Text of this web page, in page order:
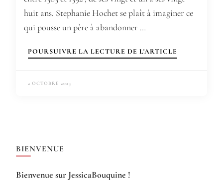
huit ans. Stephanie Hochet se plaît à imaginer ce
qui pousse un père à abandonner …
POURSUIVRE LA LECTURE DE L'ARTICLE
2 OCTOBRE 2023
BIENVENUE
Bienvenue sur JessicaBouquine !